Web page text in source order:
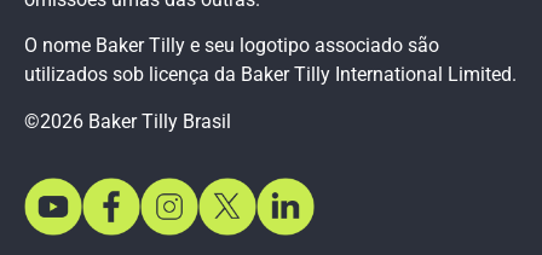
O nome Baker Tilly e seu logotipo associado são
utilizados sob licença da Baker Tilly International Limited.
©2026 Baker Tilly Brasil